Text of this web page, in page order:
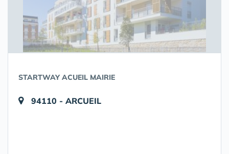
STARTWAY ACUEIL MAIRIE
94110 - ARCUEIL